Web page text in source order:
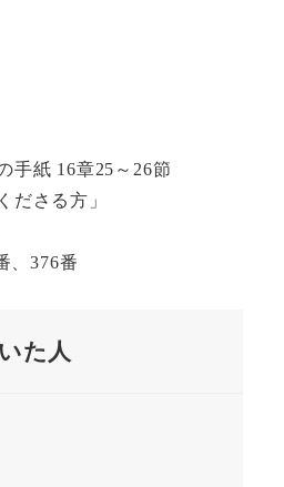
紙 16章25～26節
ださる方」
、376番
た人